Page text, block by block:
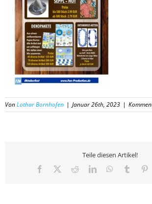
VonLothar Bornhofen | Januar 26th, 2023 |
Teile diesen Artikel!
Facebook RedditLinkedInWhatsApp
Tumblr